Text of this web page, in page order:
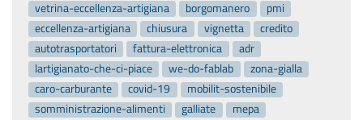
vetrina-eccellenza-artigiana
borgomanero
pmi
eccellenza-artigiana
chiusura vignetta
credito
autotrasportatori
fattura-elettronica
adr
lartigianato-che-ci-piace
we-do-fablab
zona-gialla
caro-carburante
covid-19
mobilit-sostenibile
somministrazione-alimenti
galliate
mepa